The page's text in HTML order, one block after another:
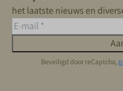
het laatste nieuws en
Beveiligd door reCaptcha,